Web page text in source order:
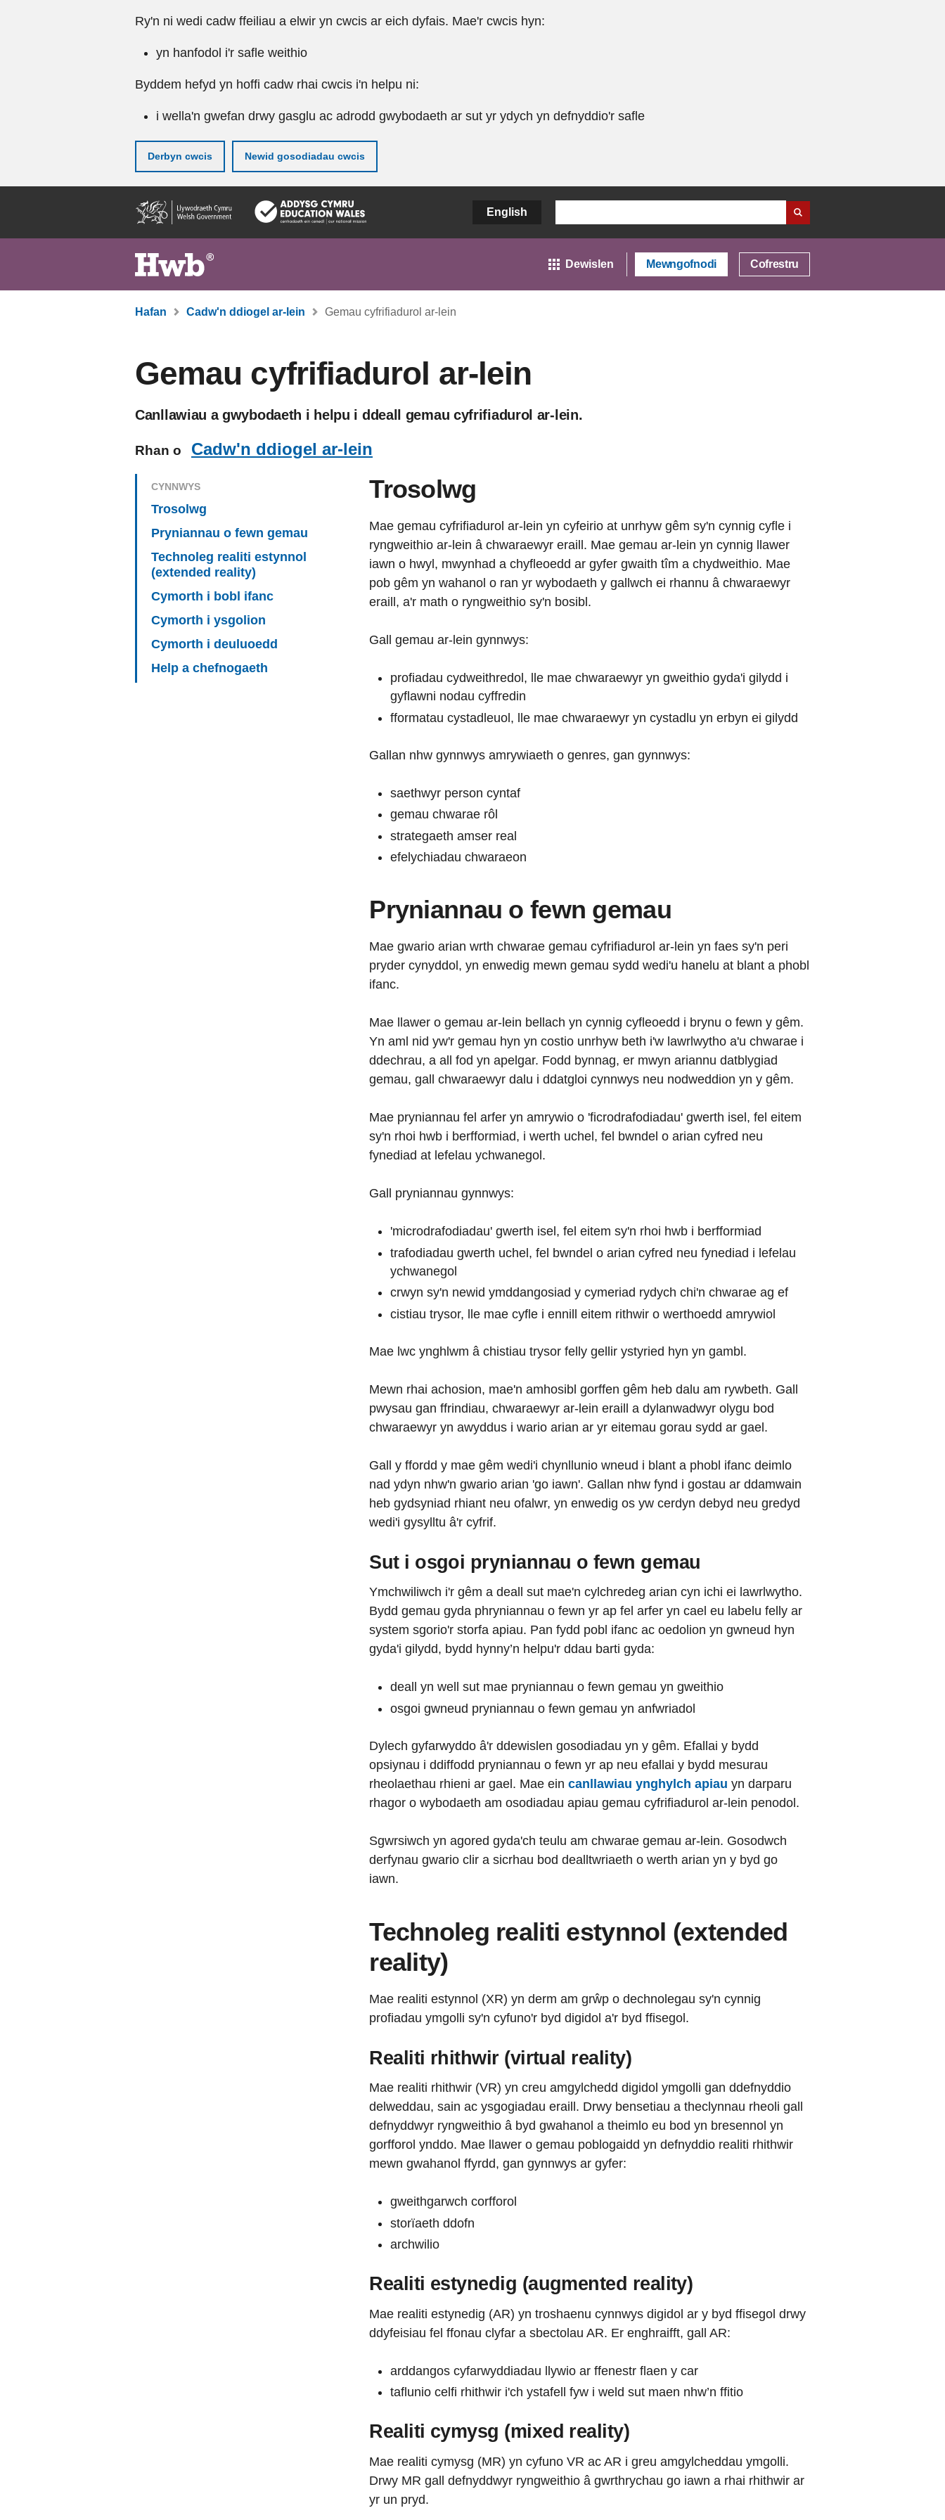
Ry'n ni wedi cadw ffeiliau a elwir yn cwcis ar eich dyfais. Mae'r cwcis hyn:
yn hanfodol i'r safle weithio
Byddem hefyd yn hoffi cadw rhai cwcis i'n helpu ni:
i wella'n gwefan drwy gasglu ac adrodd gwybodaeth ar sut yr ydych yn defnyddio'r safle
Derbyn cwcis Newid gosodiadau cwcis
gynnwy
English
Dewislen Mewngofnodi Cofrestru
Hafan Cadw'n ddiogel ar-lein Gemau cyfrifiadurol ar-lein
Gemau cyfrifiadurol ar-lein
Canllawiau a gwybodaeth i helpu i ddeall gemau cyfrifiadurol ar-lein.
Rhan o Cadw'n ddiogel ar-lein
CYNNWYS
Trosolwg
Pryniannau o fewn gemau
Technoleg realiti estynnol
(extended reality)
Cymorth i bobl ifanc
Cymorth i ysgolion
Cymorth i deuluoedd
Help a chefnogaeth
Trosolwg
Mae gemau cyfrifiadurol ar-lein yn cyfeirio at unrhyw gêm sy'n cynnig cyfle i
ryngweithio ar-lein â chwaraewyr eraill. Mae gemau ar-lein yn cynnig llawer
iawn o hwyl, mwynhad a chyfleoedd ar gyfer gwaith tîm a chydweithio. Mae
pob gêm yn wahanol o ran yr wybodaeth y gallwch ei rhannu â chwaraewyr
eraill, a'r math o ryngweithio sy'n bosibl.
Gall gemau ar-lein gynnwys:
profiadau cydweithredol, lle mae chwaraewyr yn gweithio gyda'i gilydd i
gyflawni nodau cyffredin
fformatau cystadleuol, lle mae chwaraewyr yn cystadlu yn erbyn ei gilydd
Gallan nhw gynnwys amrywiaeth o genres, gan gynnwys:
saethwyr person cyntaf
gemau chwarae rôl
strategaeth amser real
efelychiadau chwaraeon
Pryniannau o fewn gemau
Mae gwario arian wrth chwarae gemau cyfrifiadurol ar-lein yn faes sy'n peri
pryder cynyddol, yn enwedig mewn gemau sydd wedi'u hanelu at blant a phobl
ifanc.
Mae llawer o gemau ar-lein bellach yn cynnig cyfleoedd i brynu o fewn y gêm.
Yn aml nid yw'r gemau hyn yn costio unrhyw beth i'w lawrlwytho a'u chwarae i
ddechrau, a all fod yn apelgar. Fodd bynnag, er mwyn ariannu datblygiad
gemau, gall chwaraewyr dalu i ddatgloi cynnwys neu nodweddion yn y gêm.
Mae pryniannau fel arfer yn amrywio o 'ficrodrafodiadau' gwerth isel, fel eitem
sy'n rhoi hwb i berfformiad, i werth uchel, fel bwndel o arian cyfred neu
fynediad at lefelau ychwanegol.
Gall pryniannau gynnwys:
'microdrafodiadau' gwerth isel, fel eitem sy'n rhoi hwb i berfformiad
trafodiadau gwerth uchel, fel bwndel o arian cyfred neu fynediad i lefelau
ychwanegol
crwyn sy'n newid ymddangosiad y cymeriad rydych chi'n chwarae ag ef
cistiau trysor, lle mae cyfle i ennill eitem rithwir o werthoedd amrywiol
Mae lwc ynghlwm â chistiau trysor felly gellir ystyried hyn yn gambl.
Mewn rhai achosion, mae'n amhosibl gorffen gêm heb dalu am rywbeth. Gall
pwysau gan ffrindiau, chwaraewyr ar-lein eraill a dylanwadwyr olygu bod
chwaraewyr yn awyddus i wario arian ar yr eitemau gorau sydd ar gael.
Gall y ffordd y mae gêm wedi'i chynllunio wneud i blant a phobl ifanc deimlo
nad ydyn nhw'n gwario arian 'go iawn'. Gallan nhw fynd i gostau ar ddamwain
heb gydsyniad rhiant neu ofalwr, yn enwedig os yw cerdyn debyd neu gredyd
wedi'i gysylltu â'r cyfrif.
Sut i osgoi pryniannau o fewn gemau
Ymchwiliwch i'r gêm a deall sut mae'n cylchredeg arian cyn ichi ei lawrlwytho.
Bydd gemau gyda phryniannau o fewn yr ap fel arfer yn cael eu labelu felly ar
system sgorio'r storfa apiau. Pan fydd pobl ifanc ac oedolion yn gwneud hyn
gyda'i gilydd, bydd hynny’n helpu'r ddau barti gyda:
deall yn well sut mae pryniannau o fewn gemau yn gweithio
osgoi gwneud pryniannau o fewn gemau yn anfwriadol
Dylech gyfarwyddo â'r ddewislen gosodiadau yn y gêm. Efallai y bydd
opsiynau i ddiffodd pryniannau o fewn yr ap neu efallai y bydd mesurau
rheolaethau rhieni ar gael. Mae eincanllawiau ynghylch apiau yn darparu
rhagor o wybodaeth am osodiadau apiau gemau cyfrifiadurol ar-lein penodol.
Sgwrsiwch yn agored gyda'ch teulu am chwarae gemau ar-lein. Gosodwch
derfynau gwario clir a sicrhau bod dealltwriaeth o werth arian yn y byd go
iawn.
Technoleg realiti estynnol (extended
reality)
Mae realiti estynnol (XR) yn derm am grŵp o dechnolegau sy'n cynnig
profiadau ymgolli sy'n cyfuno'r byd digidol a'r byd ffisegol.
Realiti rhithwir (virtual reality)
Mae realiti rhithwir (VR) yn creu amgylchedd digidol ymgolli gan ddefnyddio
delweddau, sain ac ysgogiadau eraill. Drwy bensetiau a theclynnau rheoli gall
defnyddwyr ryngweithio â byd gwahanol a theimlo eu bod yn bresennol yn
gorfforol ynddo. Mae llawer o gemau poblogaidd yn defnyddio realiti rhithwir
mewn gwahanol ffyrdd, gan gynnwys ar gyfer:
gweithgarwch corfforol
storïaeth ddofn
archwilio
Realiti estynedig (augmented reality)
Mae realiti estynedig (AR) yn troshaenu cynnwys digidol ar y byd ffisegol drwy
ddyfeisiau fel ffonau clyfar a sbectolau AR. Er enghraifft, gall AR:
arddangos cyfarwyddiadau llywio ar ffenestr flaen y car
taflunio celfi rhithwir i'ch ystafell fyw i weld sut maen nhw’n ffitio
Realiti cymysg (mixed reality)
Mae realiti cymysg (MR) yn cyfuno VR ac AR i greu amgylcheddau ymgolli.
Drwy MR gall defnyddwyr ryngweithio â gwrthrychau go iawn a rhai rhithwir ar
yr un pryd.